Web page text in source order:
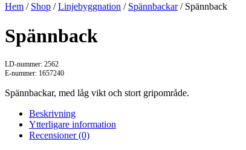
Hem / Shop /Linjebyggnation / Spännbackar/ Spännback
Spännback
LD-nummer: 2562
E-nummer: 1657240
Spännbackar, med låg vikt och stort gripområde.
Beskrivning
Ytterligare information
Recensioner (0)